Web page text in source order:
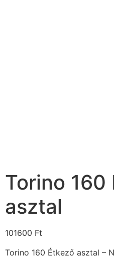
Torino 160
asztal
101600 Ft
Torino 160 Étkező asztal –